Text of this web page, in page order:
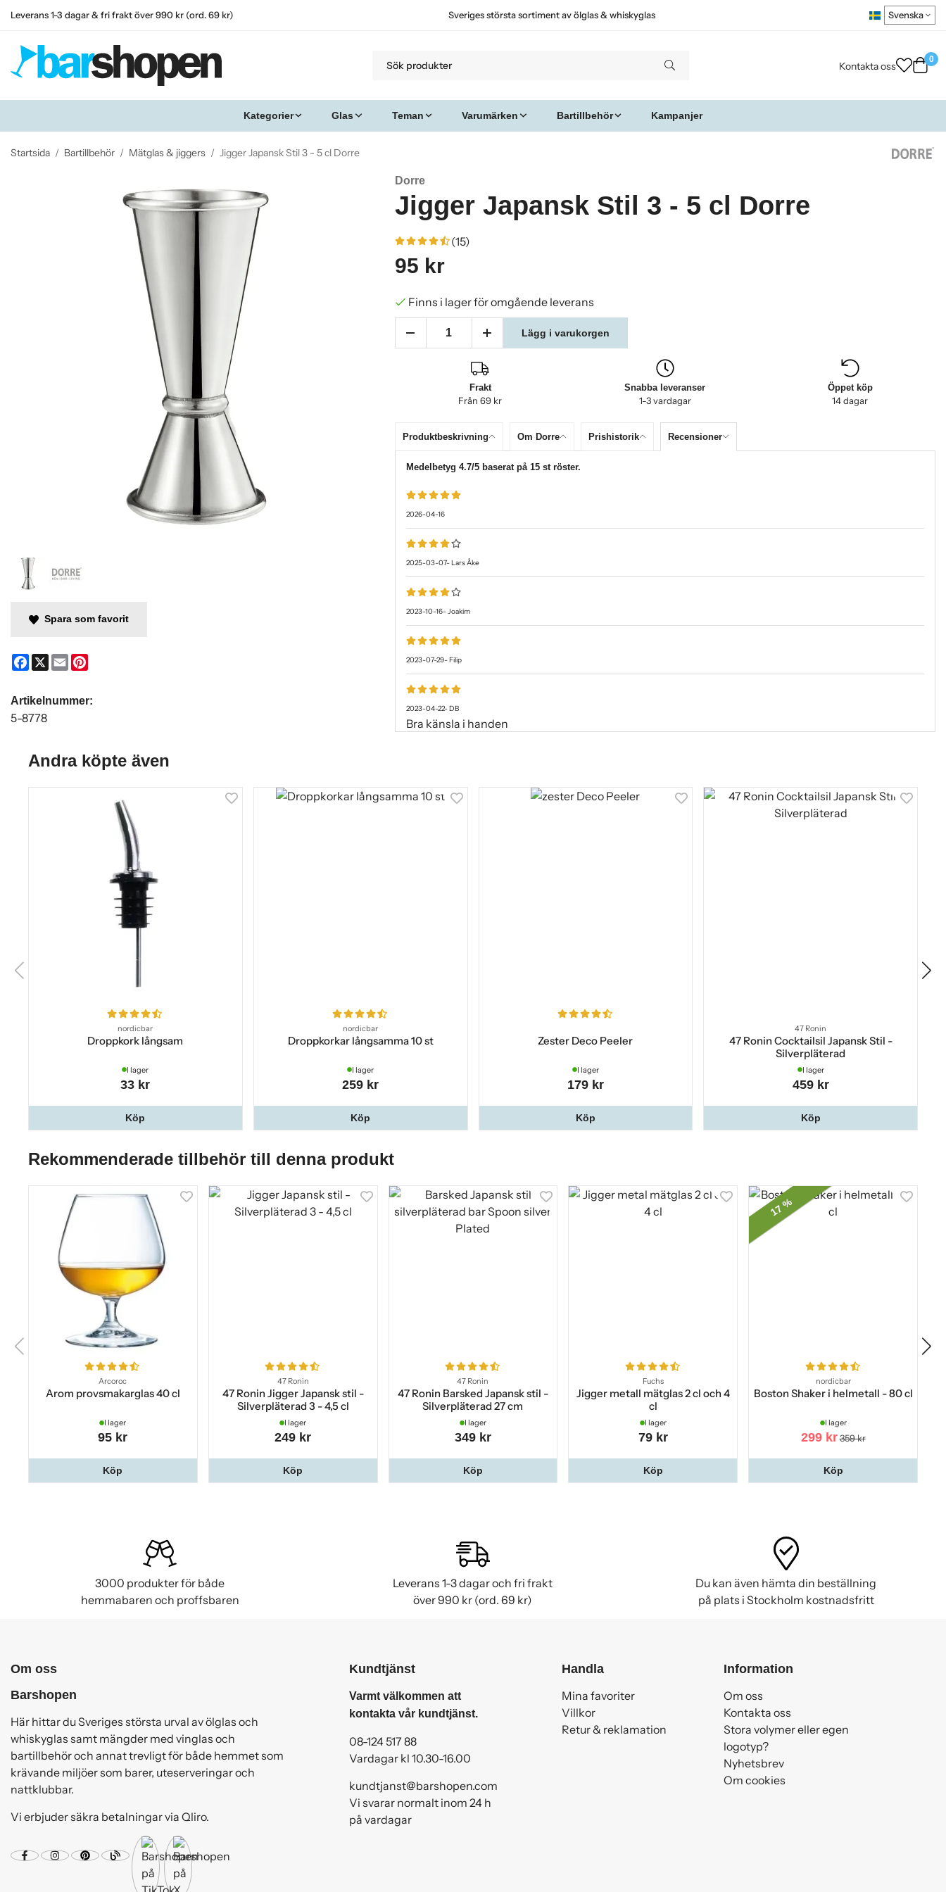
Leverans 1-3 dagar & fri frakt över 990 kr (ord. 69 kr) Sveriges största sortiment av ölglas & whiskyglas
Kontakta oss
0
Kategorier Glas Teman Varumärken Bartillbehör Kampanjer
Startsida / Bartillbehör / Mätglas & jiggers / Jigger Japansk Stil 3 - 5 cl Dorre
Dorre
Jigger Japansk Stil 3 - 5 cl Dorre
(15)
95 kr
Finns i lager för omgående leverans
Lägg i varukorgen
Frakt
Från 69 kr
Snabba leveranser
1-3 vardagar
Öppet köp
14 dagar
Produktbeskrivning Om Dorre Prishistorik Recensioner
Medelbetyg 4.7/5 baserat på 15st röster.
2026-04-16
2025-03-07-Lars Åke
2023-10-16-Joakim
2023-07-29-Filip
2023-04-22-DB
Bra känsla i handen
Spara som favorit
Facebook
X Email
Artikelnummer:
5-8778
Andra köpte även
nordicbar
Droppkork långsam
I lager
33 kr
Köp
nordicbar
Droppkorkar långsamma 10 st
I lager
259 kr
Köp
Zester Deco Peeler
I lager
179 kr
Köp
47 Ronin
47 Ronin Cocktailsil Japansk Stil -
Silverpläterad
I lager
459 kr
Köp
Rekommenderade tillbehör till denna produkt
Arcoroc
Arom provsmakarglas 40 cl
I lager
95 kr
Köp
47 Ronin
47 Ronin Jigger Japansk stil -
Silverpläterad 3 - 4,5 cl
I lager
249 kr
Köp
47 Ronin
47 Ronin Barsked Japansk stil -
Silverpläterad 27 cm
I lager
349 kr
Köp
Fuchs
Jigger metall mätglas 2 cl och 4
cl
I lager
79 kr
Köp
17 %
nordicbar
Boston Shaker i helmetall - 80 cl
I lager
299 kr 359 kr
Köp
3000 produkter för både
hemmabaren och proffsbaren
Leverans 1-3 dagar och fri frakt
över 990 kr (ord. 69 kr)
Du kan även hämta din beställning
på plats i Stockholm kostnadsfritt
Om oss
Barshopen
Här hittar du Sveriges största urval av ölglas och
whiskyglas samt mängder med vinglas och
bartillbehör och annat trevligt för både hemmet som
krävande miljöer som barer, uteserveringar och
nattklubbar.
Vi erbjuder säkra betalningar via Qliro.
Kundtjänst
Varmt välkommen att
kontakta vår kundtjänst.
08-124 517 88
Vardagar kl 10.30-16.00
kundtjanst@barshopen.com
Vi svarar normalt inom 24 h
på vardagar
Handla
Mina favoriter
Villkor
Retur & reklamation
Information
Om oss
Kontakta oss
Stora volymer eller egen
logotyp?
Nyhetsbrev
Om cookies